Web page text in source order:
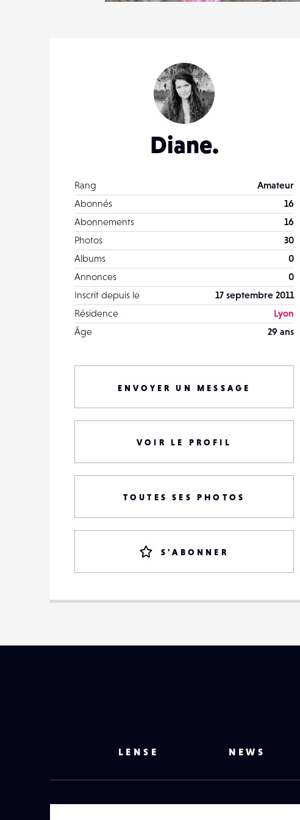
18
Diane.
Rang
Amateur
Abonnés
16
Abonnements
16
Photos
30
Albums
0
Annonces
0
Inscrit depuis le
17 septembre 2011
Résidence
Lyon
Âge
29 ans
ENVOYER UN MESSAGE
VOIR LE PROFIL
TOUTES SES PHOTOS
S'ABONNER
LENSE NEWS